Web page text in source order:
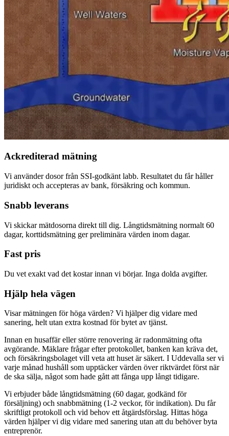
Ackrediterad mätning
Vi använder dosor från SSI-godkänt labb. Resultatet du får håller
juridiskt och accepteras av bank, försäkring och kommun.
Snabb leverans
Vi skickar mätdosorna direkt till dig. Långtidsmätning normalt 60
dagar, korttidsmätning ger preliminära värden inom dagar.
Fast pris
Du vet exakt vad det kostar innan vi börjar. Inga dolda avgifter.
Hjälp hela vägen
Visar mätningen för höga värden? Vi hjälper dig vidare med
sanering, helt utan extra kostnad för bytet av tjänst.
Innan en husaffär eller större renovering är radonmätning ofta
avgörande. Mäklare frågar efter protokollet, banken kan kräva det,
och försäkringsbolaget vill veta att huset är säkert. I Uddevalla ser vi
varje månad hushåll som upptäcker värden över riktvärdet först när
de ska sälja, något som hade gått att fånga upp långt tidigare.
Vi erbjuder både långtidsmätning (60 dagar, godkänd för
försäljning) och snabbmätning (1-2 veckor, för indikation). Du får
skriftligt protokoll och vid behov ett åtgärdsförslag. Hittas höga
värden hjälper vi dig vidare med sanering utan att du behöver byta
entreprenör.